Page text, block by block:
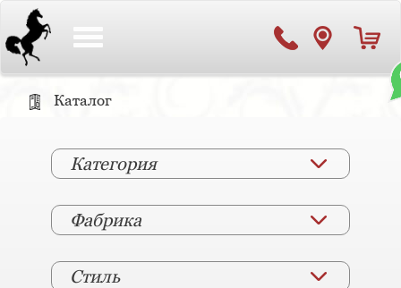
Каталог
Категория
Фабрика
Стиль